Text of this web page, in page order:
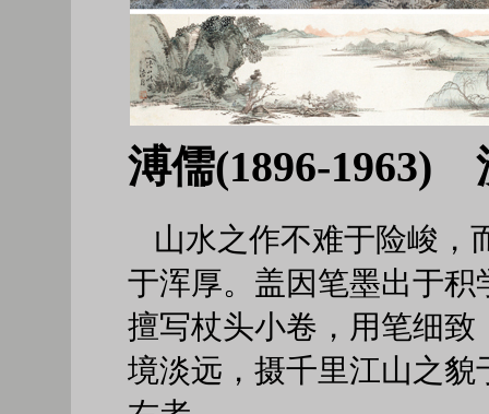
溥儒(1896-1963)
山水之作不难于险峻，
于浑厚。盖因笔墨出于
擅写杖头小卷，用笔细
境淡远，摄千里江山之